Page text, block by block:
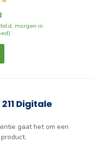
morgen in
Digitale
gaat het om een